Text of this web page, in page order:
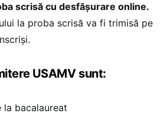
scrisă cu desfășurare online.
la proba scrisă va fi trimisă pe
USAMV sunt:
la bacalaureat